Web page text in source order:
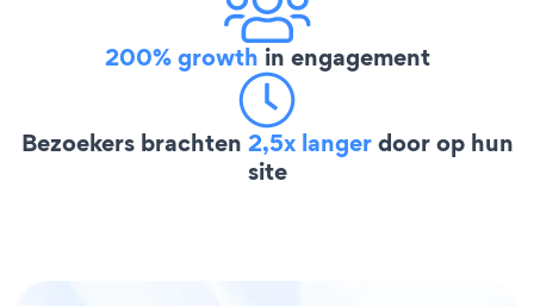
200% growth in engagement
Bezoekers brachten 2,5x langerdoor op hun
site